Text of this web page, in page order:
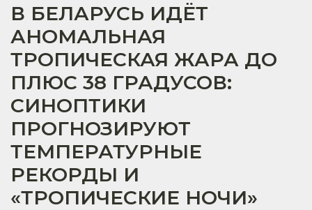
В БЕЛАРУСЬ ИДЁТ
АНОМАЛЬНАЯ
ТРОПИЧЕСКАЯ ЖАРА ДО
ПЛЮС 38 ГРАДУСОВ:
СИНОПТИКИ
ПРОГНОЗИРУЮТ
ТЕМПЕРАТУРНЫЕ
РЕКОРДЫ И
«ТРОПИЧЕСКИЕ НОЧИ»